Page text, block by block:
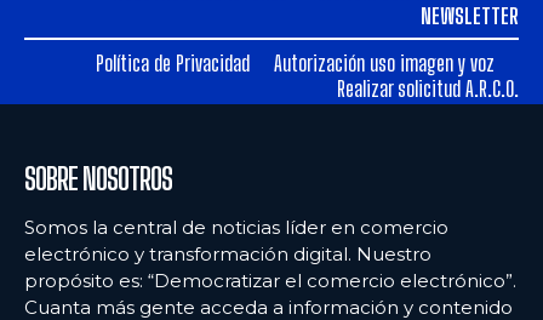
NEWSLETTER
Política de Privacidad
Autorización uso imagen y voz
Realizar solicitud A.R.C.O.
SOBRE NOSOTROS
Somos la central de noticias líder en comercio
electrónico y transformación digital. Nuestro
propósito es: “Democratizar el comercio electrónico”.
Cuanta más gente acceda a información y contenido